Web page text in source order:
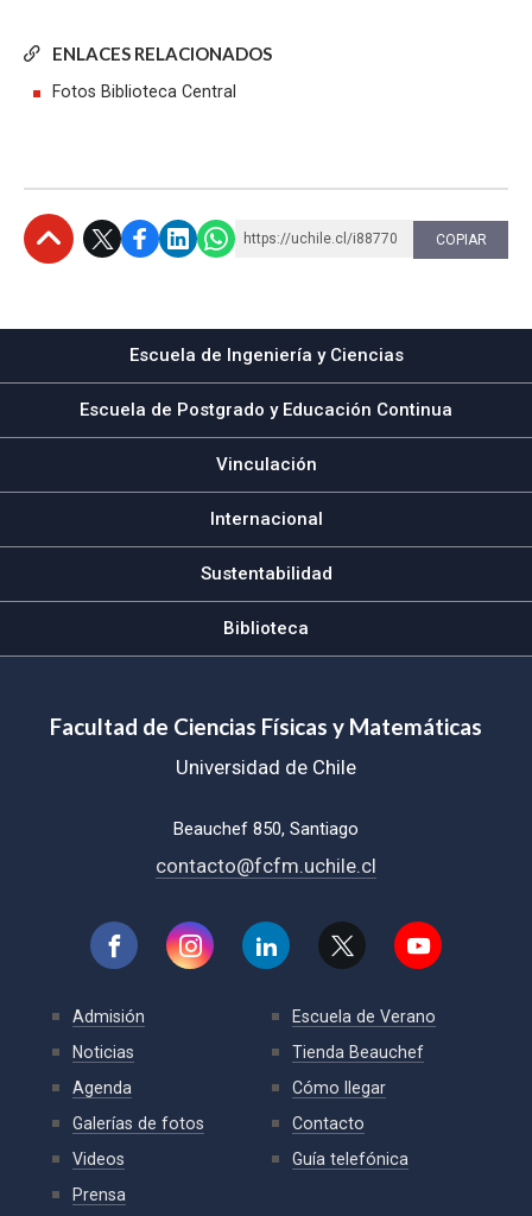
ENLACES RELACIONADOS
Fotos Biblioteca Central
https://uchile.cl/i88770 COPIAR
Escuela de Ingeniería y Ciencias
Escuela de Postgrado y Educación Continua
Vinculación
Internacional
Sustentabilidad
Biblioteca
Facultad de Ciencias Físicas y Matemáticas
Universidad de Chile
Beauchef 850, Santiago
contacto@fcfm.uchile.cl
Admisión
Noticias
Agenda
Galerías de fotos
Videos
Prensa
Escuela de Verano
Tienda Beauchef
Cómo llegar
Contacto
Guía telefónica